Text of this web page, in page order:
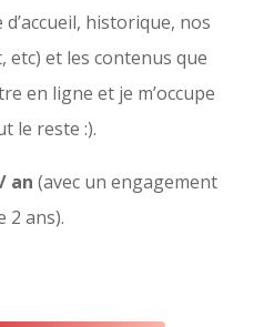
historique, nos
etc) et les contenus que
en ligne et je m’occupe
le reste :).
an (avec un engagement
2 ans).